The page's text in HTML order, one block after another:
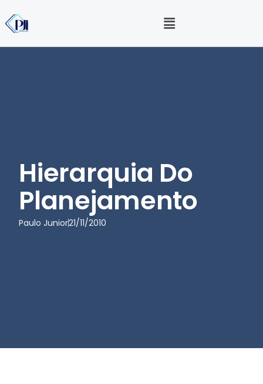
Hierarquia Do
Planejamento
Paulo Junior21/11/2010